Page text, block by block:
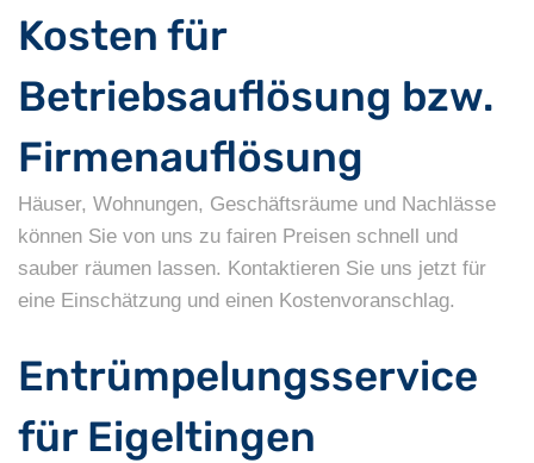
Kosten für
Betriebsauflösung bzw.
Firmenauflösung
Häuser, Wohnungen, Geschäftsräume und Nachlässe
können Sie von uns zu fairen Preisen schnell und
sauber räumen lassen. Kontaktieren Sie uns jetzt für
eine Einschätzung und einen Kostenvoranschlag.
Entrümpelungsservice
für Eigeltingen